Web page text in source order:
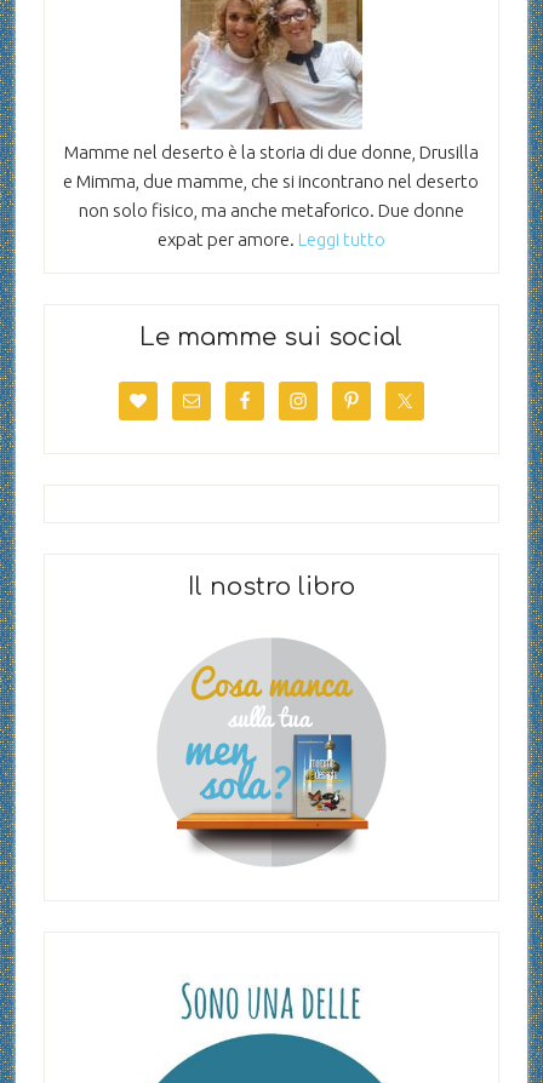
Mamme nel deserto è la storia di due donne, Drusilla
e Mimma, due mamme, che si incontrano nel deserto
non solo fisico, ma anche metaforico. Due donne
expat per amore. Leggi tutto
Le mamme sui social
Il nostro libro